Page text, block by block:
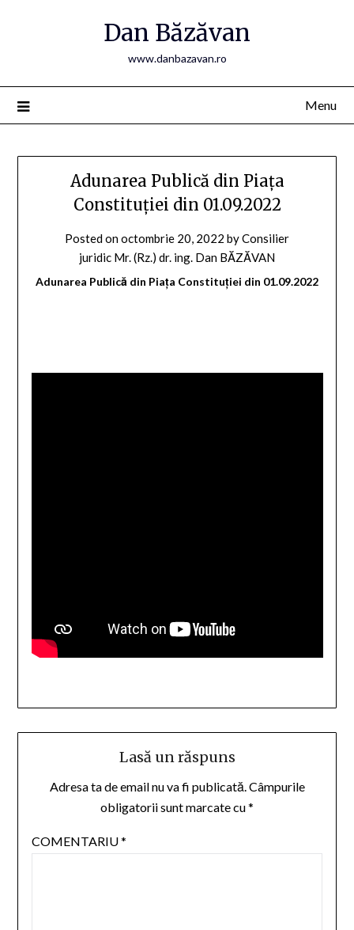
Dan Băzăvan
www.danbazavan.ro
Menu
Adunarea Publică din Piața
Constituției din 01.09.2022
Posted onoctombrie 20, 2022 byConsilier
juridic Mr. (Rz.) dr. ing. Dan BĂZĂVAN
Adunarea Publică din Piața Constituției din 01.09.2022
Lasă un răspuns
Adresa ta de email nu va fi publicată.Câmpurile
obligatorii sunt marcate cu*
COMENTARIU*